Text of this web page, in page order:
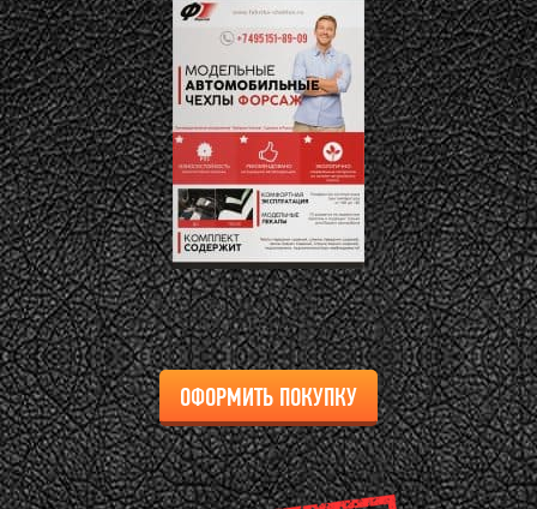
ОФОРМИТЬ ПОКУПКУ